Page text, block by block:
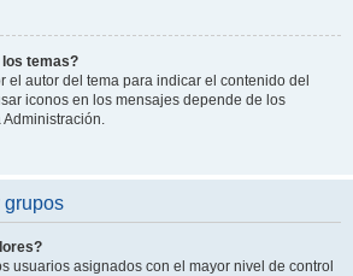
temas?
el autor del tema para indicar el contenido del
iconos en los mensajes depende de los
grupos
usuarios asignados con el mayor nivel de control